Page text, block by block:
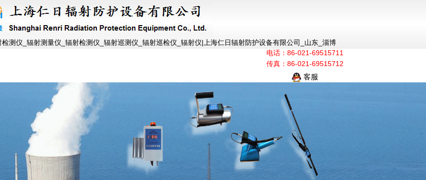
测仪_辐射测量仪_辐射检测仪_辐射巡测仪_辐射巡检仪_辐射仪|上海仁日辐射防护设备有限公司_山东_淄博
电话：86-021-69515711
传真：86-021-69515712
客服